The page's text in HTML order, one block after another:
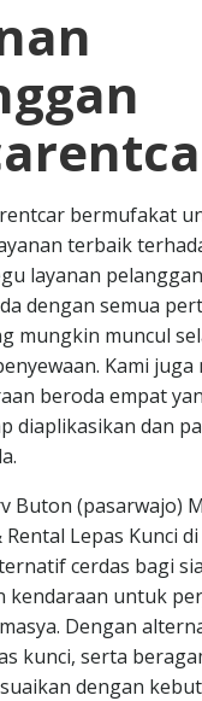
bermufakat
terbaik
layanan
dengan semua
mungkin muncul
Kami
beroda empat
diaplikasikan dan
Buton (pasarwajo)
Rental Lepas Kunci
cerdas bagi
kendaraan untuk
Dengan
kunci, serta
dengan